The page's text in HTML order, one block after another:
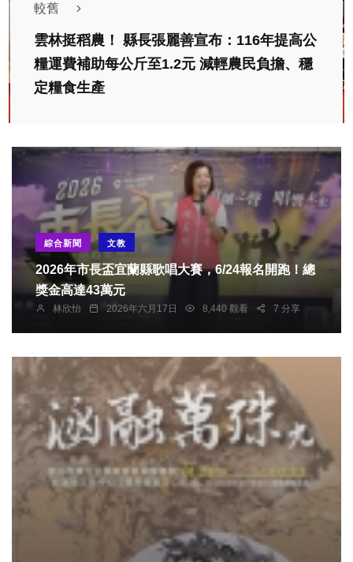
較舊
雲林挺稻農！ 縣長張麗善宣布：116年提高公
糧運費補助每公斤至1.2元 減輕農民負擔、穩
定糧食生產
綜合新聞 文教
2026年市長盃宜蘭縣歌唱大賽，6/24報名開跑！總
獎金高達43萬元
林欣怡 2026年六月17日 8,440 觀看 7 分享